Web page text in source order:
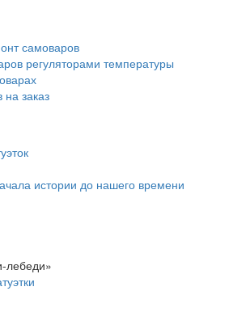
самоваров
регуляторами температуры
заказ
истории до нашего времени
лебеди»